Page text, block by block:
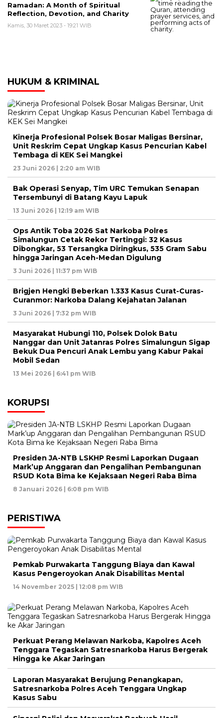
Ramadan: A Month of Spiritual
Reflection, Devotion, and Charity
Kamis, 30 Maret 2023 - 19:21 WIB
HUKUM & KRIMINAL
Kinerja Profesional Polsek Bosar Maligas Bersinar,
Unit Reskrim Cepat Ungkap Kasus Pencurian Kabel
Tembaga di KEK Sei Mangkei
23 Juni 2026 | 2:20 am WIB
Bak Operasi Senyap, Tim URC Temukan Senapan
Tersembunyi di Batang Kayu Lapuk
13 Juni 2026 | 12:19 am WIB
Ops Antik Toba 2026 Sat Narkoba Polres
Simalungun Cetak Rekor Tertinggi: 32 Kasus
Dibongkar, 53 Tersangka Diringkus, 535 Gram Sabu
hingga Jaringan Aceh-Medan Digulung
3 Juni 2026 | 11:37 pm WIB
Brigjen Hengki Beberkan 1.333 Kasus Curat-Curas-
Curanmor: Narkoba Dalang Kejahatan Jalanan
3 Juni 2026 | 7:32 pm WIB
Masyarakat Hubungi 110, Polsek Dolok Batu
Nanggar dan Unit Jatanras Polres Simalungun Sigap
Bekuk Dua Pencuri Anak Lembu yang Kabur Pakai
Mobil Sedan
13 Mei 2026 | 6:41 pm WIB
KORUPSI
Presiden JA-NTB LSKHP Resmi Laporkan Dugaan
Mark’up Anggaran dan Pengalihan Pembangunan
RSUD Kota Bima ke Kejaksaan Negeri Raba Bima
8 Januari 2026 | 6:08 pm WIB
PERISTIWA
Pemkab Purwakarta Tanggung Biaya dan Kawal
Kasus Pengeroyokan Anak Disabilitas Mental
14 November 2025 | 12:08 pm WIB
Perkuat Perang Melawan Narkoba, Kapolres Aceh
Tenggara Tegaskan Satresnarkoba Harus Bergerak
Hingga ke Akar Jaringan
Laporan Masyarakat Berujung Penangkapan,
Satresnarkoba Polres Aceh Tenggara Ungkap
Kasus Sabu